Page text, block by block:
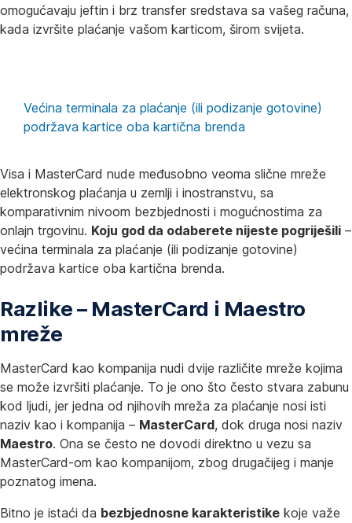
omogućavaju jeftin i brz transfer sredstava sa vašeg računa,
kada izvršite plaćanje vašom karticom, širom svijeta.
Većina terminala za plaćanje (ili podizanje gotovine)
podržava kartice oba kartična brenda
Visa i MasterCard nude međusobno veoma slične mreže
elektronskog plaćanja u zemlji i inostranstvu, sa
komparativnim nivoom bezbjednosti i mogućnostima za
onlajn trgovinu. Koju god da odaberete nijeste pogriješili –
većina terminala za plaćanje (ili podizanje gotovine)
podržava kartice oba kartična brenda.
Razlike – MasterCard i Maestro
mreže
MasterCard kao kompanija nudi dvije različite mreže kojima
se može izvršiti plaćanje. To je ono što često stvara zabunu
kod ljudi, jer jedna od njihovih mreža za plaćanje nosi isti
naziv kao i kompanija – MasterCard, dok druga nosi naziv
Maestro. Ona se često ne dovodi direktno u vezu sa
MasterCard-om kao kompanijom, zbog drugačijeg i manje
poznatog imena.
Bitno je istaći da bezbjednosne karakteristike koje važe